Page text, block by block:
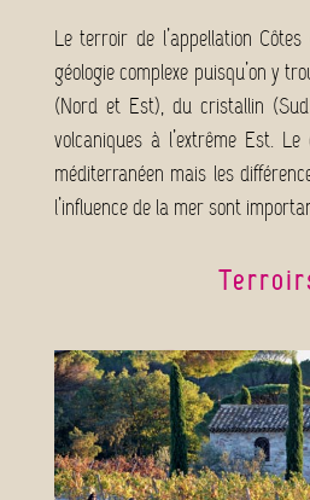
Le terroir de l’appellation
géologie complexe puisqu’on y
(Nord et Est), du cristallin
volcaniques à l’extrême Est.
méditerranéen mais les
l’influence de la mer sont